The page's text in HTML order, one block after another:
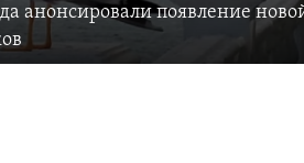
анонсировали появление